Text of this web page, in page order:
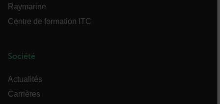
Raymarine
Centre de formation ITC
Société
Actualités
Carrières